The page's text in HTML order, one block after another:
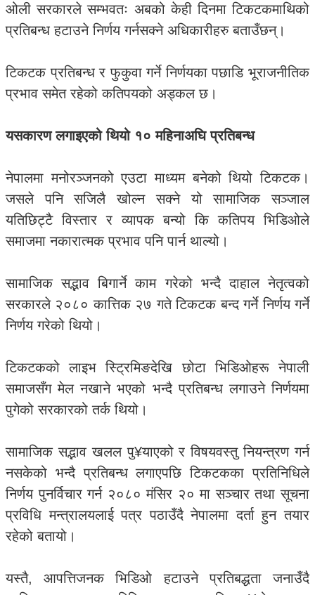
ओली सरकारले सम्भवतः अबको केही दिनमा टिकटकमाथिको
प्रतिबन्ध हटाउने निर्णय गर्नसक्ने अधिकारीहरु बताउँछन्।
टिकटक प्रतिबन्ध र फुकुवा गर्ने निर्णयका पछाडि भूराजनीतिक
प्रभाव समेत रहेको कतिपयको अड्कल छ।
यसकारण लगाइएको थियो १० महिनाअघि प्रतिबन्ध
नेपालमा मनोरञ्जनको एउटा माध्यम बनेको थियो टिकटक।
जसले पनि सजिलै खोल्न सक्ने यो सामाजिक सञ्जाल
यतिछिट्टै विस्तार र व्यापक बन्यो कि कतिपय भिडिओले
समाजमा नकारात्मक प्रभाव पनि पार्न थाल्यो।
सामाजिक सद्भाव बिगार्ने काम गरेको भन्दै दाहाल नेतृत्वको
सरकारले २०८० कात्तिक २७ गते टिकटक बन्द गर्ने निर्णय गर्ने
निर्णय गरेको थियो।
टिकटकको लाइभ स्ट्रिमिङदेखि छोटा भिडिओहरू नेपाली
समाजसँग मेल नखाने भएको भन्दै प्रतिबन्ध लगाउने निर्णयमा
पुगेको सरकारको तर्क थियो।
सामाजिक सद्भाव खलल पु¥याएको र विषयवस्तु नियन्त्रण गर्न
नसकेको भन्दै प्रतिबन्ध लगाएपछि टिकटकका प्रतिनिधिले
निर्णय पुनर्विचार गर्न २०८० मंसिर २० मा सञ्चार तथा सूचना
प्रविधि मन्त्रालयलाई पत्र पठाउँदै नेपालमा दर्ता हुन तयार
रहेको बतायो।
यस्तै, आपत्तिजनक भिडिओ हटाउने प्रतिबद्धता जनाउँदै